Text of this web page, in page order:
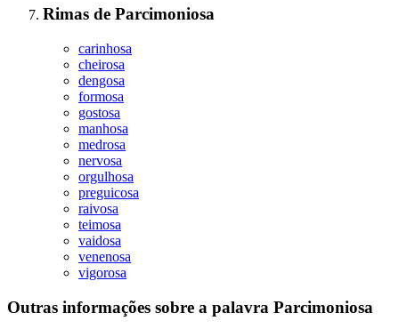
Rimas de Parcimoniosa
carinhosa
cheirosa
dengosa
formosa
gostosa
manhosa
medrosa
nervosa
orgulhosa
preguicosa
raivosa
teimosa
vaidosa
venenosa
vigorosa
Outras informações sobre a palavra Parcimoniosa